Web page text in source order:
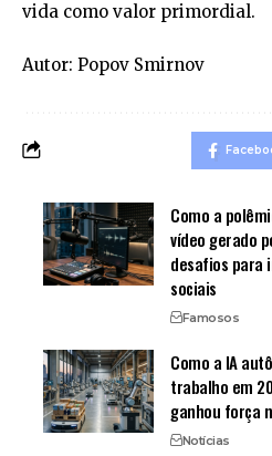
vida como valor primordial.
Autor: Popov Smirnov
Como a
vídeo gerado
desafios para
sociais
Famosos
Como a IA
trabalho em
ganhou força
Notícias